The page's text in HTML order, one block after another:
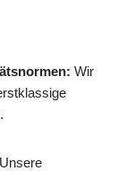
Wir
Unsere